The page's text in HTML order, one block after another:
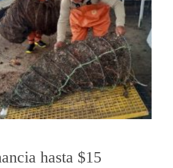
hasta $15